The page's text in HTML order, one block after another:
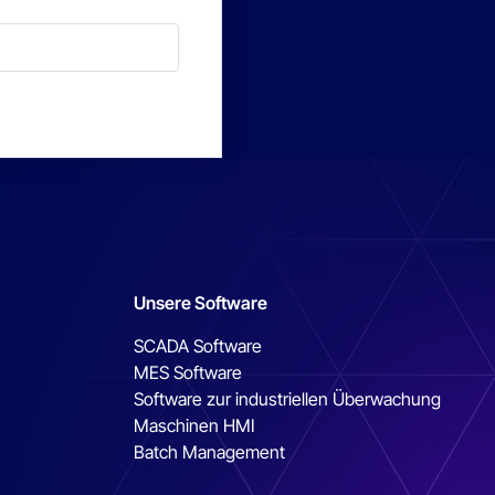
Unsere Software
SCADA Software
MES Software
Software zur industriellen Überwachung
Maschinen HMI
Batch Management